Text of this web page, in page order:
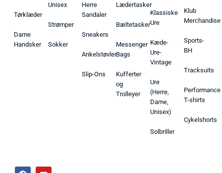
Tørklæder
Dame
Handsker
Unisex
Strømper
Sokker
Herre
Sandaler
Sneakers
Ankelstøvler
Slip-Ons
Lædertasker
Bæltetasker
Messenger
Bags
Kufferter
og
Trolleyer
Klassiske
Ure
Kæde-
Ure-
Vintage
Ure
(Herre,
Dame,
Unisex)
Solbriller
Klub
Merchandise
Sports-
BH
Tracksuits
Performance
T-shirts
Cykelshorts